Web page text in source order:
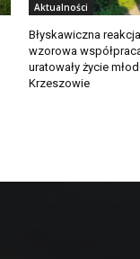
Aktualności
Błyskawiczna
wzorowa
uratowały życie
Krzeszowie